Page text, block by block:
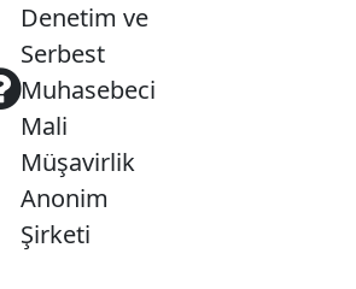
Denetim ve
Serbest
Muhasebeci
Mali
Müşavirlik
Anonim
Şirketi